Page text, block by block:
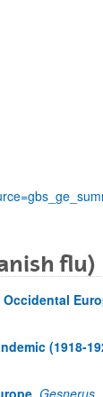
flu)
(1918-
Gesnerus,